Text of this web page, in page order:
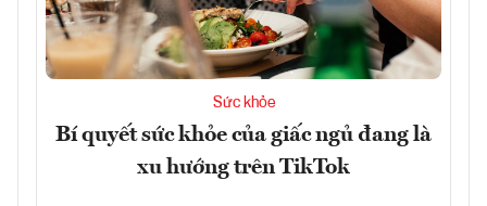
Sức khỏe
Bí quyết sức khỏe của giấc ngủ đang là
xu hướng trên TikTok